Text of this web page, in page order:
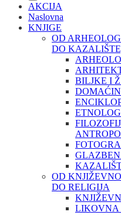
AKCIJA
Naslovna
KNJIGE
OD
DO
BILJKE I
OD
DO RELIGIJA
LIKOVNA